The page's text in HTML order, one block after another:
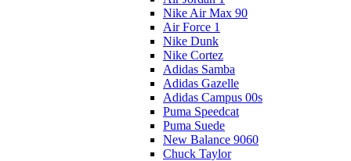
Nike Air Max 90
Air Force 1
Nike Dunk
Nike Cortez
Adidas Samba
Adidas Gazelle
Adidas Campus 00s
Puma Speedcat
Puma Suede
New Balance 9060
Chuck Taylor